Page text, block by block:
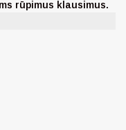
rūpimus klausimus.